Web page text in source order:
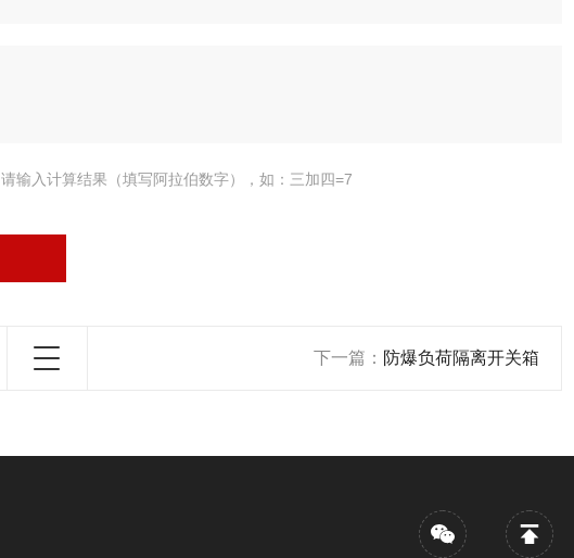
请输入计算结果（填写阿拉伯数字），如：三加四=7
下一篇： 防爆负荷隔离开关箱